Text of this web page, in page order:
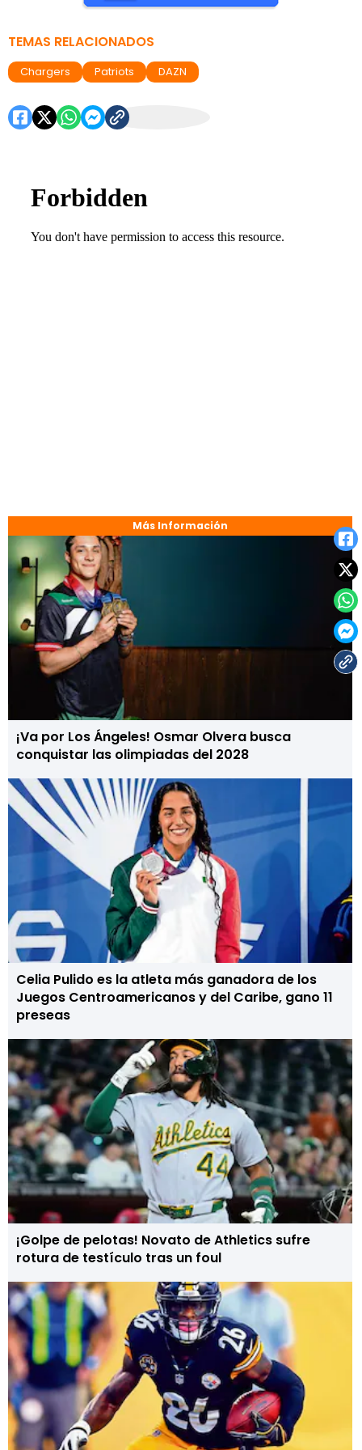
Más Información
¡Va por Los Ángeles! Osmar Olvera busca
conquistar las olimpiadas del 2028
Celia Pulido es la atleta más ganadora de los
Juegos Centroamericanos y del Caribe, gano 11
preseas
¡Golpe de pelotas! Novato de Athletics sufre
rotura de testículo tras un foul
TEMAS RELACIONADOS
Chargers Patriots DAZN